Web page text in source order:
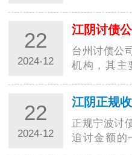
更加规范…
22
2024-12
台州讨债公
机构，其主
要考虑多种…
22
2024-12
正规宁波讨
追讨金额的